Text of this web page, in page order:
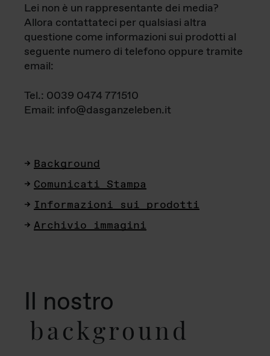
Lei non è un rappresentante dei media?
Allora contattateci per qualsiasi altra
questione come informazioni sui prodotti al
seguente numero di telefono oppure tramite
email:
Tel.: 0039 0474 771510
Email: info@dasganzeleben.it
Background
Comunicati Stampa
Informazioni sui prodotti
Archivio immagini
Il nostro
background